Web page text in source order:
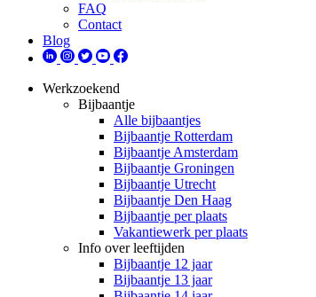
FAQ
Contact
Blog
Werkzoekend
Bijbaantje
Alle bijbaantjes
Bijbaantje Rotterdam
Bijbaantje Amsterdam
Bijbaantje Groningen
Bijbaantje Utrecht
Bijbaantje Den Haag
Bijbaantje per plaats
Vakantiewerk per plaats
Info over leeftijden
Bijbaantje 12 jaar
Bijbaantje 13 jaar